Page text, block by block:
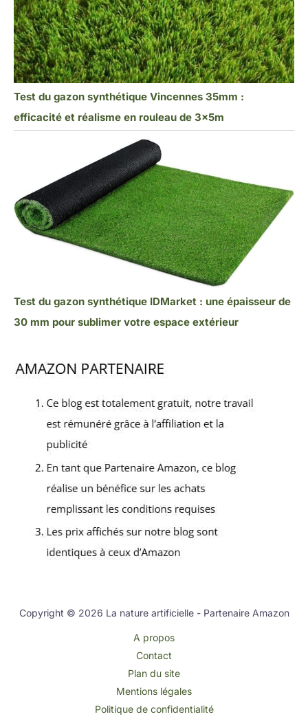
Test du gazon synthétique Vincennes 35mm :
efficacité et réalisme en rouleau de 3x5m
Test du gazon synthétique IDMarket : une épaisseur de
30 mm pour sublimer votre espace extérieur
Copyright © 2026 La nature artificielle - Partenaire Amazon
A propos
Contact
Plan du site
Mentions légales
Politique de confidentialité